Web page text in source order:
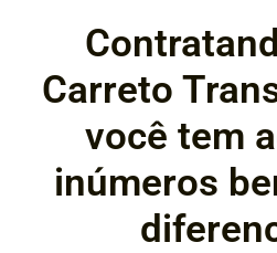
Carreto
você tem
inúmeros